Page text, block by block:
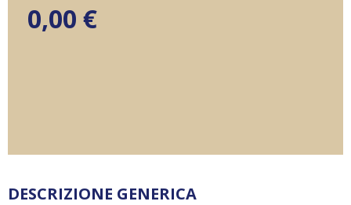
DESCRIZIONE GENERICA
0,00 €